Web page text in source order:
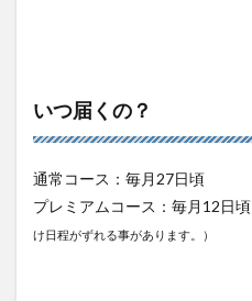
いつ届くの？
通常コース：毎月27日頃
プレミアムコース：毎月12日頃
け日程がずれる事があります。）